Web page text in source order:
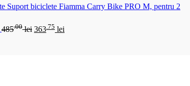
Suport biciclete Fiamma Carry Bike PRO M, pentru 2
485.00 lei 363 .75 lei